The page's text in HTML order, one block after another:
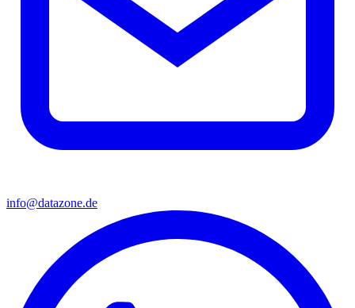
info@datazone.de